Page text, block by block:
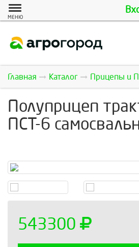
МЕНЮ
Главная Каталог Прицепы и
Полуприцеп
ПСТ-6
543300